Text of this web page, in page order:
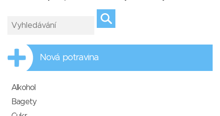
Nová potravina
Alkohol
Bagety